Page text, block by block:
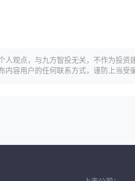
人观点，与九方智投无关，不作为投
内容用户的任何联系方式，谨防上当受